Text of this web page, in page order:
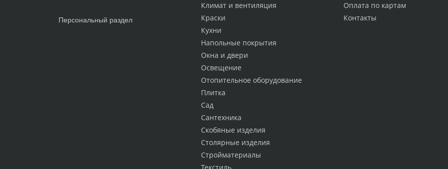
Оплата по картам
Контакты
Климат и вентиляция
Краски
Кухни
Напольные покрытия
Окна и двери
Освещение
Отопительное оборудование
Плитка
Сад
Сантехника
Скобяные изделия
Столярные изделия
Стройматериалы
Персональный раздел